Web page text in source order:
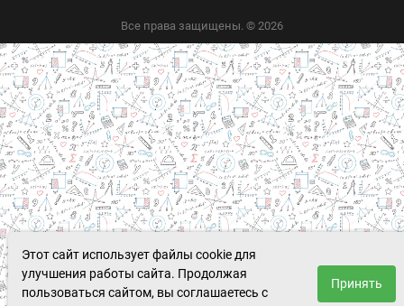
Этот сайт использует файлы cookie для
улучшения работы сайта. Продолжая
пользоваться сайтом, вы соглашаетесь с
Принять
Все права защищены. © 2026